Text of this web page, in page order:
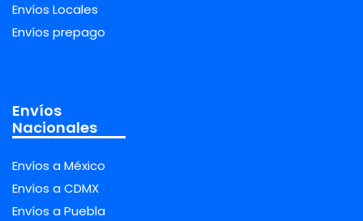
Envíos Locales
Envíos prepago
Envíos
Nacionales
Envíos a México
Envíos a CDMX
Envíos a Puebla